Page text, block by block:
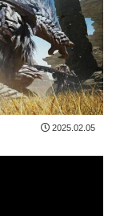
2025.02.05